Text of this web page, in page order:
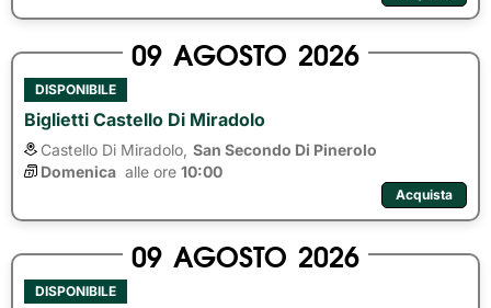
09 AGOSTO 2026
DISPONIBILE
Biglietti Castello Di Miradolo
Castello Di Miradolo, San Secondo Di Pinerolo
Domenica alle ore 10:00
Acquista
09 AGOSTO 2026
DISPONIBILE